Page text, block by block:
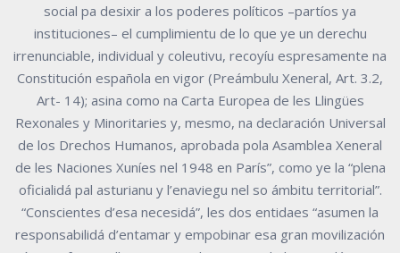
social pa desixir a los poderes políticos –partíos ya
instituciones– el cumplimientu de lo que ye un derechu
irrenunciable, individual y coleutivu, recoyíu espresamente na
Constitución española en vigor (Preámbulu Xeneral, Art. 3.2,
Art- 14); asina como na Carta Europea de les Llingües
Rexonales y Minoritaries y, mesmo, na declaración Universal
de los Drechos Humanos, aprobada pola Asamblea Xeneral
de les Naciones Xuníes nel 1948 en París”, como ye la “plena
oficialidá pal asturianu y l’enaviegu nel so ámbitu territorial”.
“Conscientes d’esa necesidá”, les dos entidaes “asumen la
responsabilidá d’entamar y empobinar esa gran movilización